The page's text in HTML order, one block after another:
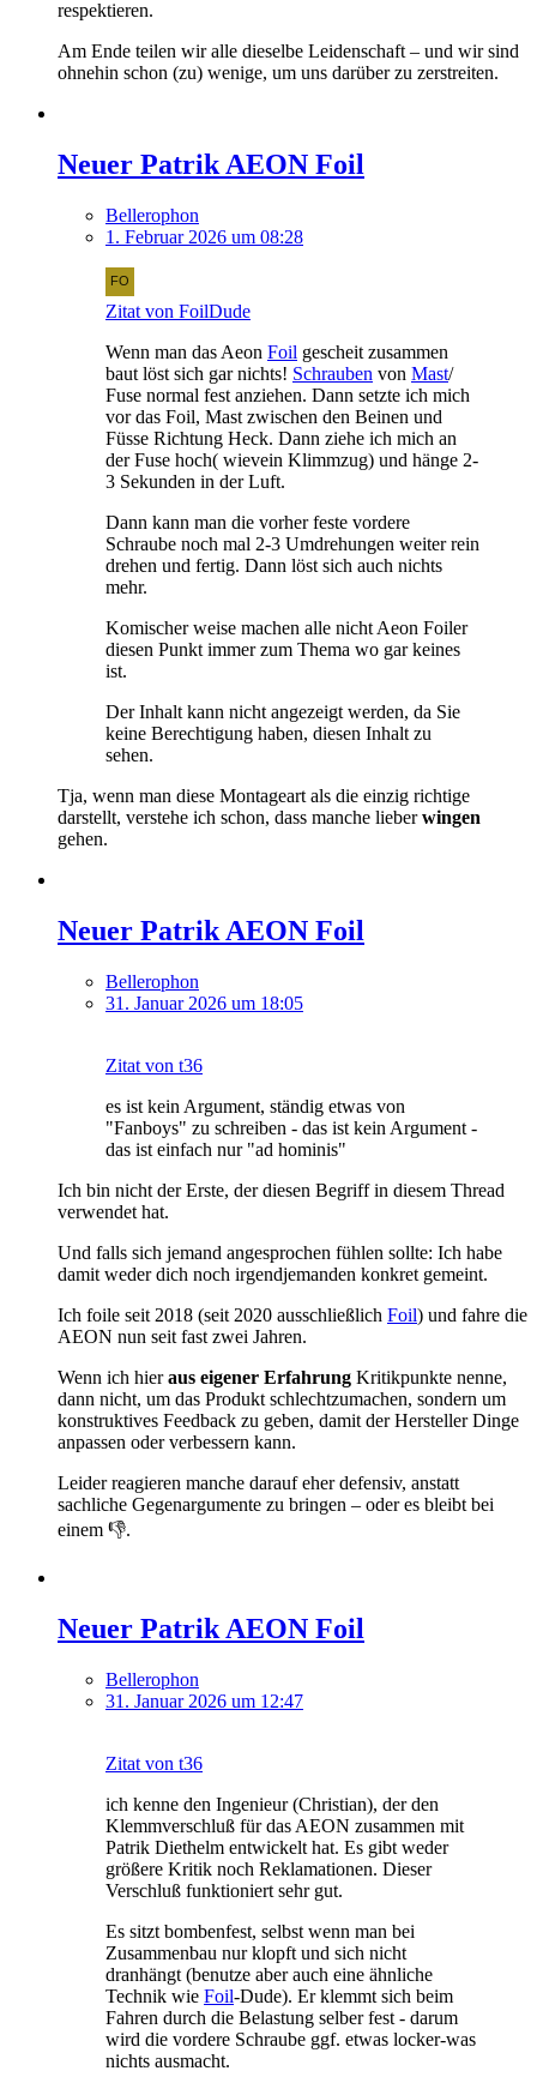
respektieren.
Am Ende teilen wir alle dieselbe Leidenschaft – und wir sind
ohnehin schon (zu) wenige, um uns darüber zu zerstreiten.
Neuer Patrik AEON Foil
Bellerophon
1. Februar 2026 um 08:28
Zitat von FoilDude
Wenn man das Aeon Foil gescheit zusammen
baut löst sich gar nichts! Schrauben von Mast/
Fuse normal fest anziehen. Dann setzte ich mich
vor das Foil, Mast zwischen den Beinen und
Füsse Richtung Heck. Dann ziehe ich mich an
der Fuse hoch( wievein Klimmzug) und hänge 2-
3 Sekunden in der Luft.
Dann kann man die vorher feste vordere
Schraube noch mal 2-3 Umdrehungen weiter rein
drehen und fertig. Dann löst sich auch nichts
mehr.
Komischer weise machen alle nicht Aeon Foiler
diesen Punkt immer zum Thema wo gar keines
ist.
Der Inhalt kann nicht angezeigt werden, da Sie
keine Berechtigung haben, diesen Inhalt zu
sehen.
Tja, wenn man diese Montageart als die einzig richtige
darstellt, verstehe ich schon, dass manche lieberwingen
gehen.
Neuer Patrik AEON Foil
Bellerophon
31. Januar 2026 um 18:05
Zitat von t36
es ist kein Argument, ständig etwas von
"Fanboys" zu schreiben - das ist kein Argument -
das ist einfach nur "ad hominis"
Ich bin nicht der Erste, der diesen Begriff in diesem Thread
verwendet hat.
Und falls sich jemand angesprochen fühlen sollte: Ich habe
damit weder dich noch irgendjemanden konkret gemeint.
Ich foile seit 2018 (seit 2020 ausschließlich Foil) und fahre die
AEON nun seit fast zwei Jahren.
Wenn ich hieraus eigener Erfahrung Kritikpunkte nenne,
dann nicht, um das Produkt schlechtzumachen, sondern um
konstruktives Feedback zu geben, damit der Hersteller Dinge
anpassen oder verbessern kann.
Leider reagieren manche darauf eher defensiv, anstatt
sachliche Gegenargumente zu bringen – oder es bleibt bei
einem 👎.
Neuer Patrik AEON Foil
Bellerophon
31. Januar 2026 um 12:47
Zitat von t36
ich kenne den Ingenieur (Christian), der den
Klemmverschluß für das AEON zusammen mit
Patrik Diethelm entwickelt hat. Es gibt weder
größere Kritik noch Reklamationen. Dieser
Verschluß funktioniert sehr gut.
Es sitzt bombenfest, selbst wenn man bei
Zusammenbau nur klopft und sich nicht
dranhängt (benutze aber auch eine ähnliche
Technik wie Foil-Dude). Er klemmt sich beim
Fahren durch die Belastung selber fest - darum
wird die vordere Schraube ggf. etwas locker-was
nichts ausmacht.